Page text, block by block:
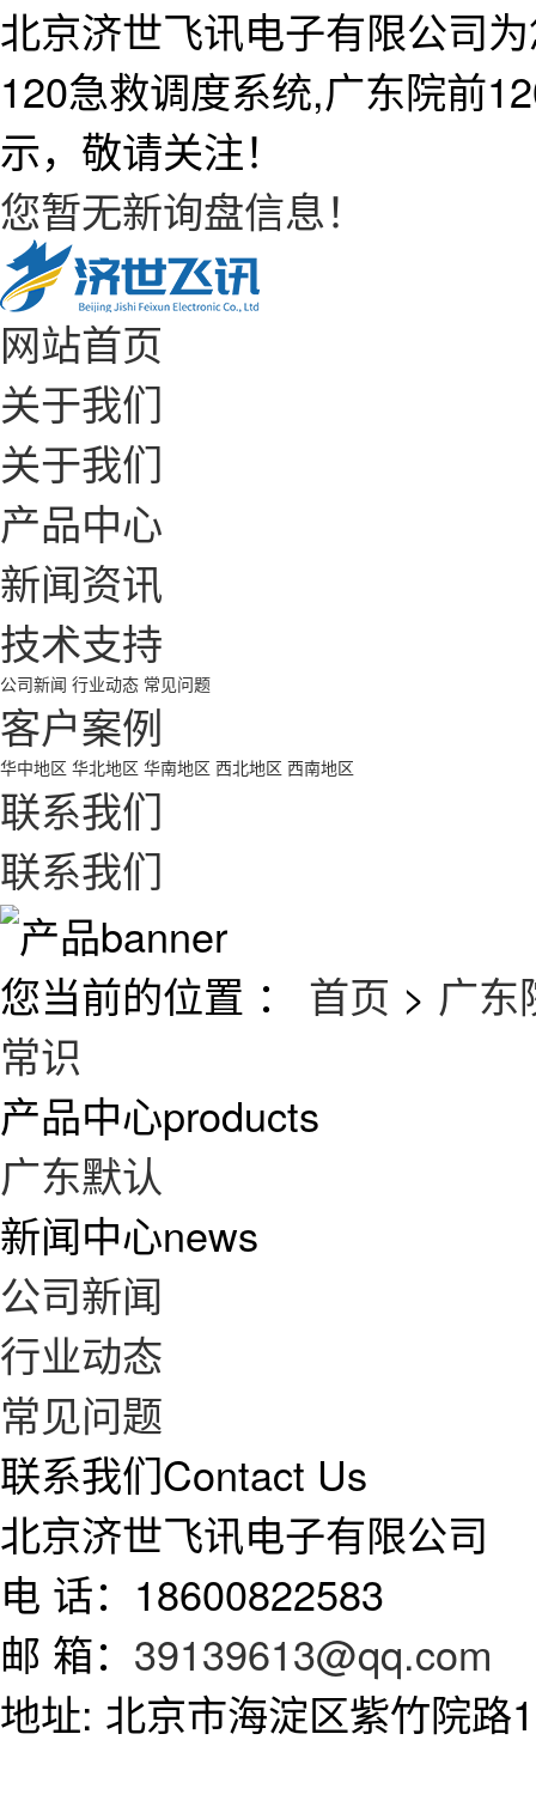
北京济世飞讯电子有限公司
120急救调度系统,广东院前
示，敬请关注！
您暂无新询盘信息！
网站首页
关于我们
关于我们
产品中心
新闻资讯
技术支持
公司新闻 行业动态 常见问题
客户案例
华中地区 华北地区 华南地区 西北地区 西南地区
联系我们
联系我们
您当前的位置 ： 首页 > 广东
常识
产品中心products
广东默认
新闻中心news
公司新闻
行业动态
常见问题
联系我们Contact Us
北京济世飞讯电子有限公司
电 话：18600822583
邮 箱： 39139613@qq.com
地址: 北京市海淀区紫竹院路